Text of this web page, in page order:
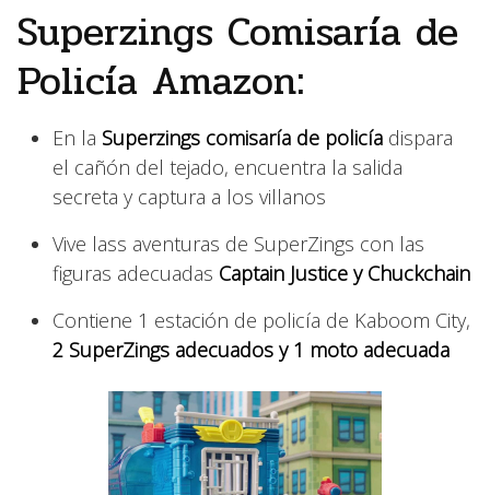
Superzings Comisaría de
Policía Amazon:
En la Superzings comisaría de policía dispara
el cañón del tejado, encuentra la salida
secreta y captura a los villanos
Vive lass aventuras de SuperZings con las
figuras adecuadas Captain Justice y Chuckchain
Contiene 1 estación de policía de Kaboom City,
2 SuperZings adecuados y 1 moto adecuada